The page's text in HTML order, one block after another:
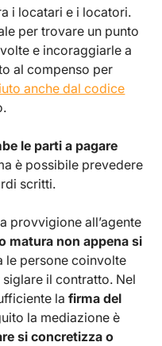
i locatari e i locatori.
per trovare un punto
e incoraggiarle a
al compenso per
anche dal codice
le parti a pagare
è possibile prevedere
scritti.
provvigione all’agente
matura non appena si
le persone coinvolte
il contratto. Nel
lafirma del
la mediazione è
si concretizza o